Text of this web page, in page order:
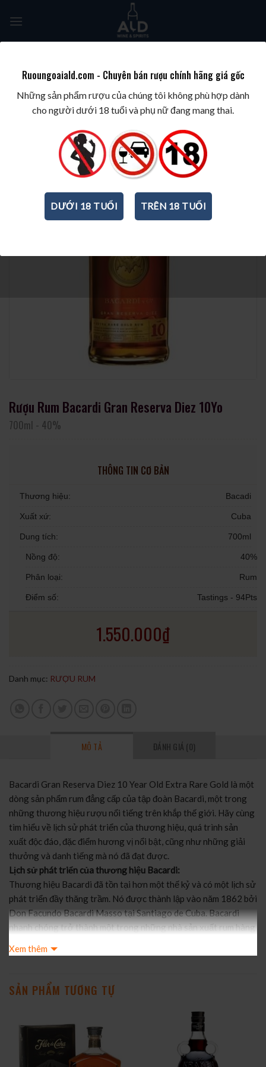
TRANG CHỦ RƯỢU PHA CHẾ / RƯỢU RUM
Rượu Rum Bacardi Gran Reserva Diez 10Yo
700ml - 40%
THÔNG TIN CƠ BẢN
Thương hiệu: Bacadi
Xuất xứ: Cuba
Dung tích: 700ml
Nồng độ: 40%
Phân loại: Rum
Điểm số: Tastings - 94Pts
1.550.000₫
Danh mục: RƯỢU RUM
MÔ TẢ ĐÁNH GIÁ (0)
Bacardi Gran Reserva Diez 10 Year Old Extra Rare Gold là một
dòng sản phẩm rum đẳng cấp của tập đoàn Bacardi, một trong
những thương hiệu rượu nổi tiếng trên khắp thế giới. Hãy cùng
tìm hiểu về lịch sử phát triển của thương hiệu, quá trình sản
xuất độc đáo, đặc điểm hương vị nổi bật, cũng như những giải
thưởng và danh tiếng mà nó đã đạt được.
Lịch sử phát triển của thương hiệu Bacardi:
Thương hiệu Bacardi đã tồn tại hơn một thế kỷ và có một lịch sử
phát triển đầy thăng trầm. Nó được thành lập vào năm 1862 bởi
Don Facundo Bacardi Masso tại Santiago de Cuba. Bacardi
nhanh chóng trở thành một trong những nhà sản xuất rum hàng
tạo ra rượu rum mạnh mẽ, tinh tế, và tròn vị.
Bacardi Gran Reserva Diez 10 Year Old Extra Rare Gold là một
sản phẩm độc đáo trong bộ sưu tập Gran Reserva của Bacardi.
Loại rum này được ủ trong thùng gỗ sồi Mỹ trong vòng 10 năm,
cho phép nó phát triển hương vị đặc trưng và sâu lắng. Quá
trình ủ này tạo ra một rum có màu vàng óng ánh và hương vị
Xem thêm
SẢN PHẨM TƯƠNG TỰ
Ruoungoaiald.com - Chuyên bán rượu chính hãng giá gốc
Những sản phẩm rượu của chúng tôi không phù hợp dành
cho người dưới 18 tuổi và phụ nữ đang mang thai.
DƯỚI 18 TUỔI TRÊN 18 TUỔI